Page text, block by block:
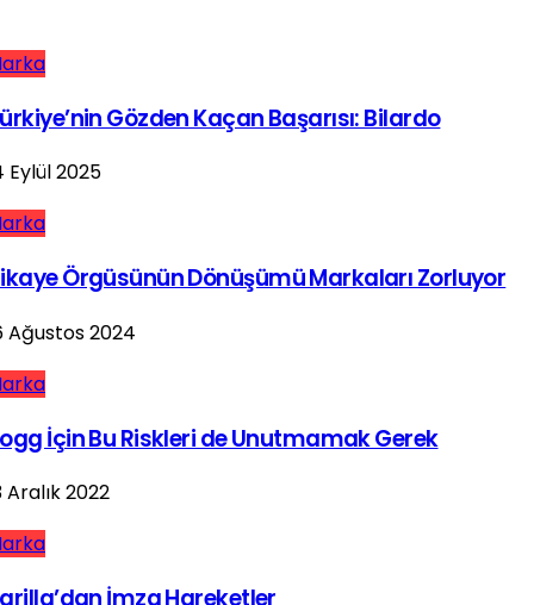
Gözden Kaçan Başarısı: Bilardo
Eylül 2025
Örgüsünün Dönüşümü Markaları Zorluyor
Ağustos 2024
İçin Bu Riskleri de Unutmamak Gerek
Aralık 2022
İmza Hareketler